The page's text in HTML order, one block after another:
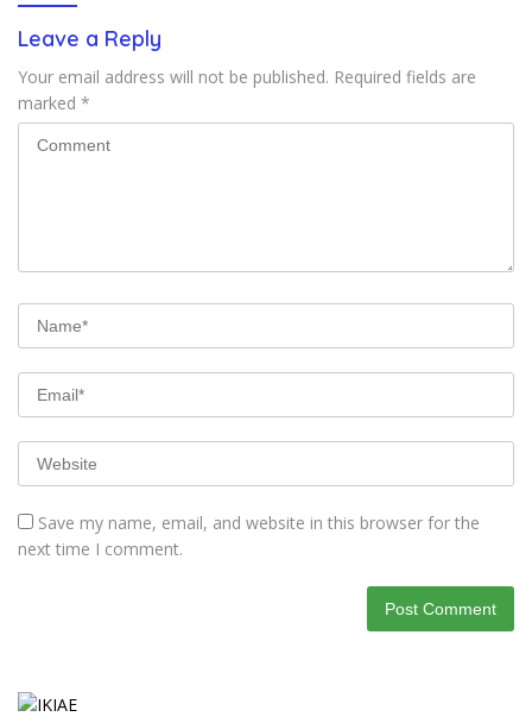
Leave a Reply
Your email address will not be published. Required fields are
marked *
Save my name, email, and website in this browser for the
next time I comment.